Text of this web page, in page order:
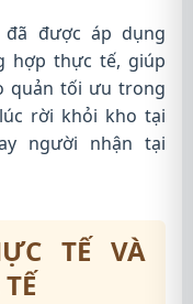
được áp dụng
hợp thực tế, giúp
quản tối ưu trong
rời khỏi kho tại
người nhận tại
TẾ VÀ